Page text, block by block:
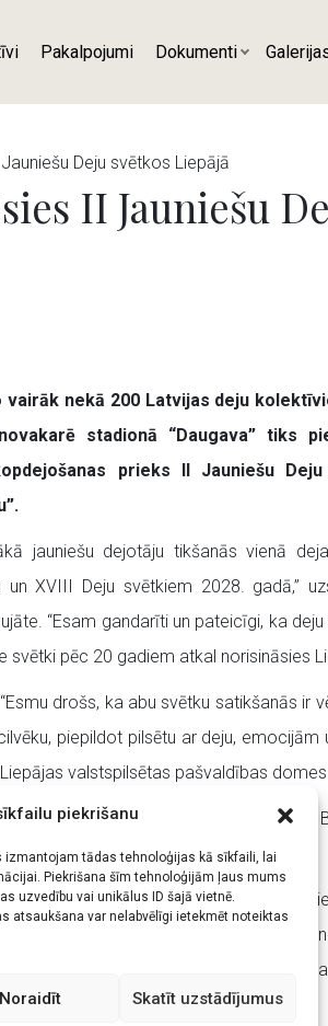
piekrišanu
izmantojam tādas tehnoloģijas kā sīkfaili, lai
Piekrišana šīm tehnoloģijām ļaus mums
uzvedību vai unikālus ID šajā vietnē.
atsaukšana var nelabvēlīgi ietekmēt noteiktas
Noraidīt Skatīt uzstādījumus
Pakalpojumi Dokumenti
Deju svētkos Liepājā
II Jauniešu
vairāk nekā 200 Latvijas deju
stadionā “Daugava” tiks
prieks II Jauniešu
jauniešu dejotāju tikšanās vienā
un XVIII Deju svētkiem 2028. gadā,”
“Esam gandarīti un pateicīgi, ka
svētki pēc 20 gadiem atkal norisināsies
drošs, ka abu svētku satikšanās ir
piepildot pilsētu ar deju, emocijām
valstspilsētas pašvaldības
un Jānis Purviņš, režisors Matīss
Rasa Bugavičute-Pēce, simboliski
kad tajā ieskrien, pārvarējis sevi
uz kuru ved tūkstošiem ceļu.
sevi. Apvārsnis ir sapnis.”